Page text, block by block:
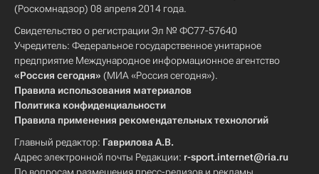
(Роскомнадзор) 08 апреля 2014 года.
Свидетельство о регистрации Эл № ФС77-57640
Учредитель: Федеральное государственное унитарное
предприятие Международное информационное агентство
«Россия сегодня» (МИА «Россия сегодня»).
Правила использования материалов
Политика конфиденциальности
Правила применения рекомендательных технологий
Главный редактор: Гаврилова А.В.
Адрес электронной почты Редакции: r-sport.internet@ria.ru